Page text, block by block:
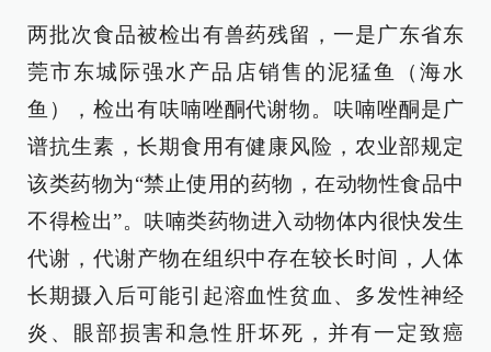
两批次食品被检出有兽药残留，一是广东省东
莞市东城际强水产品店销售的泥猛鱼（海水
鱼），检出有呋喃唑酮代谢物。呋喃唑酮是广
谱抗生素，长期食用有健康风险，农业部规定
该类药物为“禁止使用的药物，在动物性食品中
不得检出”。呋喃类药物进入动物体内很快发生
代谢，代谢产物在组织中存在较长时间，人体
长期摄入后可能引起溶血性贫血、多发性神经
炎、眼部损害和急性肝坏死，并有一定致癌